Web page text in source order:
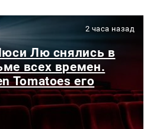
2 часа назад
Лю снялись в
всех времен.
Tomatoes его